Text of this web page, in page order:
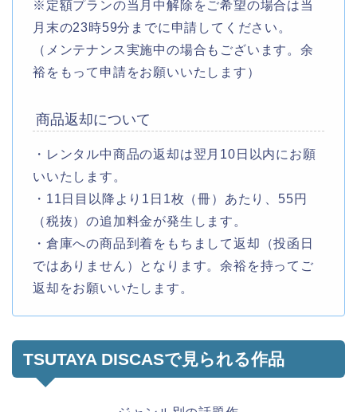
※定額プランの当月中解除をご希望の場合は当
月末の23時59分までに申請してください。
（メンテナンス実施中の場合もございます。余
裕をもって申請をお願いいたします）
商品返却について
・レンタル中商品の返却は翌月10日以内にお願
いいたします。
・11日目以降より1日1枚（冊）あたり、55円
（税抜）の追加料金が発生します。
・倉庫への商品到着をもちまして返却（投函日
ではありません）となります。余裕を持ってご
返却をお願いいたします。
TSUTAYA DISCASで見られる作品